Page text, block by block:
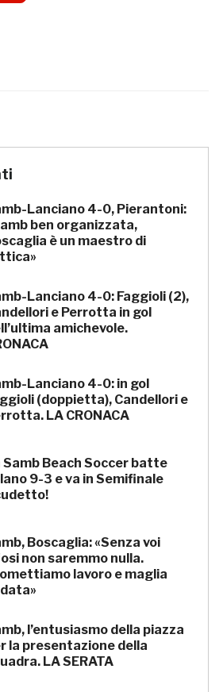
Lanciano 4-0, Pierantoni:
ben organizzata,
è un maestro di
Lanciano 4-0: Faggioli (2),
e Perrotta in gol
amichevole.
Lanciano 4-0: in gol
(doppietta), Candellori e
LA CRONACA
Samb Beach Soccer batte
9-3 e va in Semifinale
Boscaglia: «Senza voi
non saremmo nulla.
lavoro e maglia
l’entusiasmo della piazza
la presentazione della
LA SERATA